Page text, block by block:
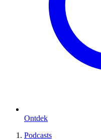
Ontdek
Podcasts